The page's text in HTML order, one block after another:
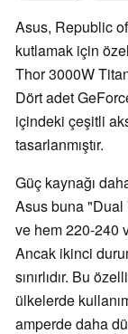
Asus, Republic
kutlamak için
Thor 3000W
Dört adet
içindeki çeşitli
tasarlanmıştır.
Güç kaynağı
Asus buna "Dual
ve hem 220-240
Ancak ikinci
sınırlıdır. Bu
ülkelerde
amperde daha